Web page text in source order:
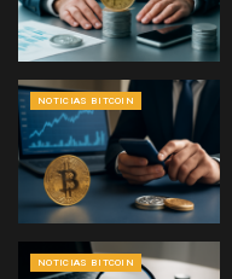
NOTICIAS BITCOIN
NOTICIAS BITCOIN